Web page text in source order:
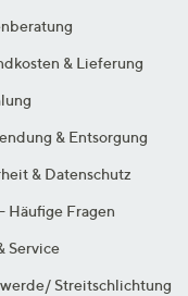
& Lieferung
& Entsorgung
& Datenschutz
Häufige Fragen
Service
Streitschlichtung